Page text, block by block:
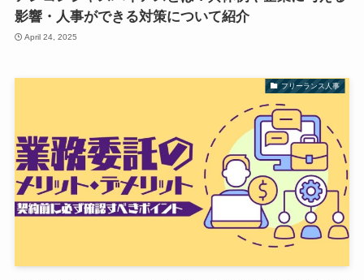
影響・人事ができる対策について紹介
April 24, 2025
フリーランス人事